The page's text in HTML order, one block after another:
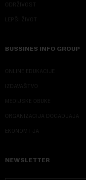
ODRŽIVOST
LEPŠI ŽIVOT
BUSSINES INFO GROUP
ONLINE EDUKACIJE
IZDAVAŠTVO
MEDIJSKE OBUKE
ORGANIZACIJA DOGADJAJA
EKONOM I JA
NEWSLETTER